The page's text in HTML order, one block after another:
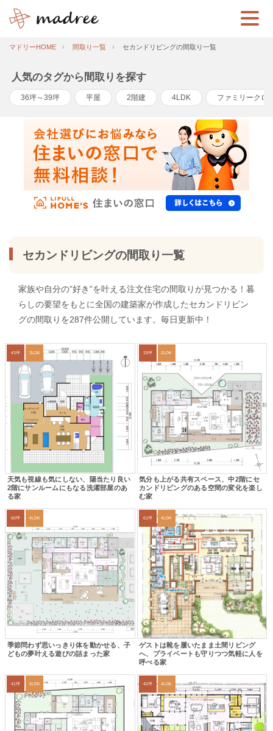
マドリーHOME 間取り一覧 セカンドリビングの間取り一覧
人気のタグから間取りを探す
36坪～39坪 平屋 2階建 4LDK ファミリークロ
セカンドリビングの間取り一覧
家族や自分の”好き”を叶える注文住宅の間取りが見つかる！暮
らしの要望をもとに全国の建築家が作成したセカンドリビン
グの間取りを287件公開しています。毎日更新中！
43坪 3LDK
天気も視線も気にしない、陽当たり良い
2階にサンルームにもなる洗濯部屋のあ
る家
33坪 2LDK
気分も上がる共有スペース、中2階にセ
カンドリビングのある空間の変化を楽し
む家
60坪 4LDK
季節問わず思いっきり体を動かせる、子
どもの夢叶える遊びの詰まった家
61坪 4LDK
ゲストは靴を履いたまま土間リビング
へ、プライベートも守りつつ気軽に人を
呼べる家
41坪 5LDK 42坪 4LDK